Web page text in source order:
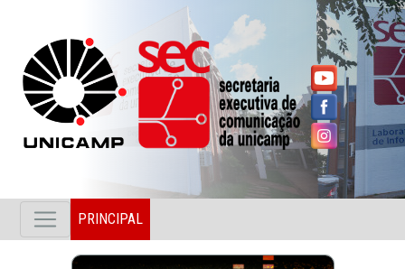
PRINCIPAL